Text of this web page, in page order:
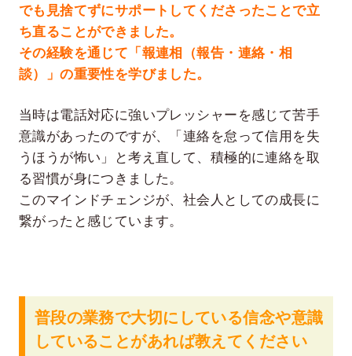
でも見捨てずにサポートしてくださったことで立
ち直ることができました。
その経験を通じて「報連相（報告・連絡・相
談）」の重要性を学びました。
当時は電話対応に強いプレッシャーを感じて苦手
意識があったのですが、「連絡を怠って信用を失
うほうが怖い」と考え直して、積極的に連絡を取
る習慣が身につきました。
このマインドチェンジが、社会人としての成長に
繋がったと感じています。
普段の業務で大切にしている信念や意識
していることがあれば教えてください